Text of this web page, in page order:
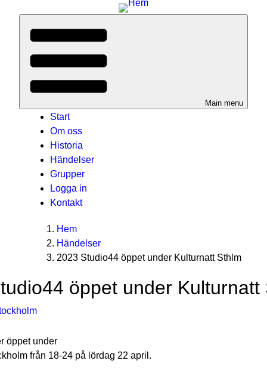
Main menu
Start
Om oss
Historia
Händelser
Grupper
Logga in
Kontakt
Breadcrumbs
here:
Hem
Händelser
2023 Studio44 öppet under Kulturnatt Sthlm
öppet under Kulturnatt
öppet under
från 18-24 på lördag 22 april.